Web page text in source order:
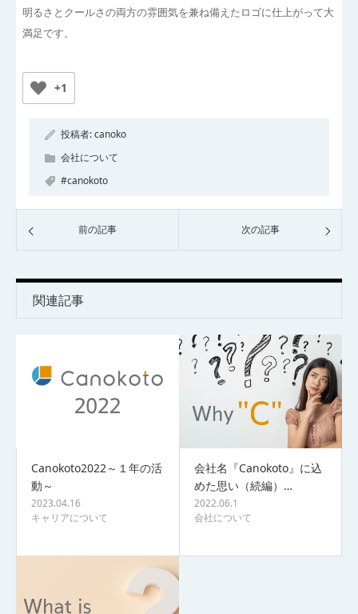
明るさとクールさの両方の雰囲気を兼ね備えたロゴに仕上がって大
満足です。
+1
投稿者:canoko
会社について
#canokoto
前の記事 次の記事
関連記事
Canokoto2022～１年の活
動～
2023.04.16
キャリアについて
会社名『Canokoto』に込
めた思い（続編）…
2022.06.1
会社について